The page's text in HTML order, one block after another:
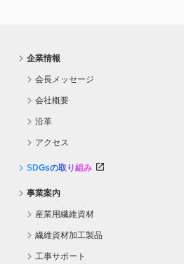
企業情報
会長メッセージ
会社概要
沿革
アクセス
SDGsの取り組み
事業案内
産業用繊維資材
繊維資材加工製品
工事サポート